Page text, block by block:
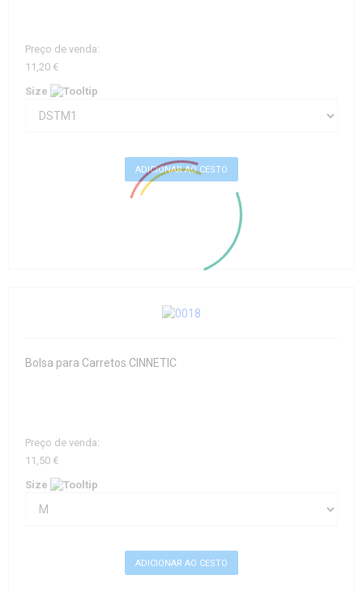
Preço de venda:
11,20 €
Size
Bolsa para Carretos CINNETIC
Preço de venda:
11,50 €
Size